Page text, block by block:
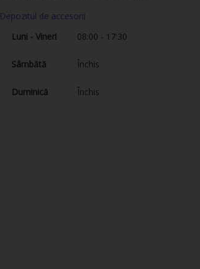
Depozitul de accesorii
Luni - Vineri
08:00 - 17:30
Sâmbătă Închis
Duminică Închis